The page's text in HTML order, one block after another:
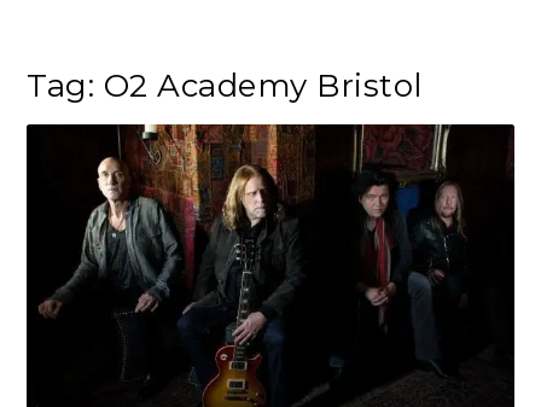
Tag: O2 Academy Bristol